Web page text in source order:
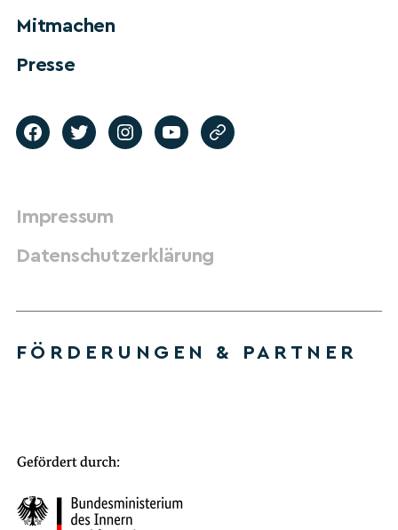
Mitmachen
Presse
Impressum
Datenschutzerklärung
FÖRDERUNGEN & PARTNER